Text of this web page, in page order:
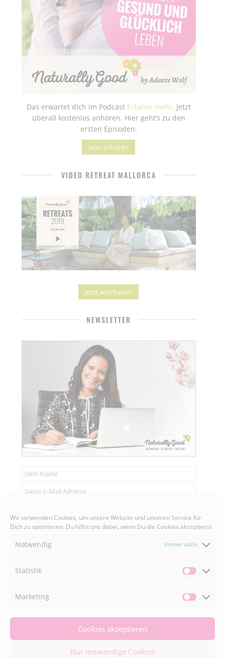
Wir verwenden Cookies, um unsere Website und unseren Service für
Dich zu optimieren. Du hilfst uns dabei, wenn Du die Cookies akzeptierst.
Notwendig Immer aktiv
Statistik
Marketing
Cookies akzeptieren
Nur notwendige Cookies
Das erwartet dich im Podcast Erfahre mehr. Jetzt
überall kostenlos anhören. Hier geht’s zu den
ersten Episoden.
Jetzt anhören
VIDEO RETREAT MALLORCA
Jetzt anschauen
NEWSLETTER

© 2026 Naturally Good ® | Adaeze Wolf • All